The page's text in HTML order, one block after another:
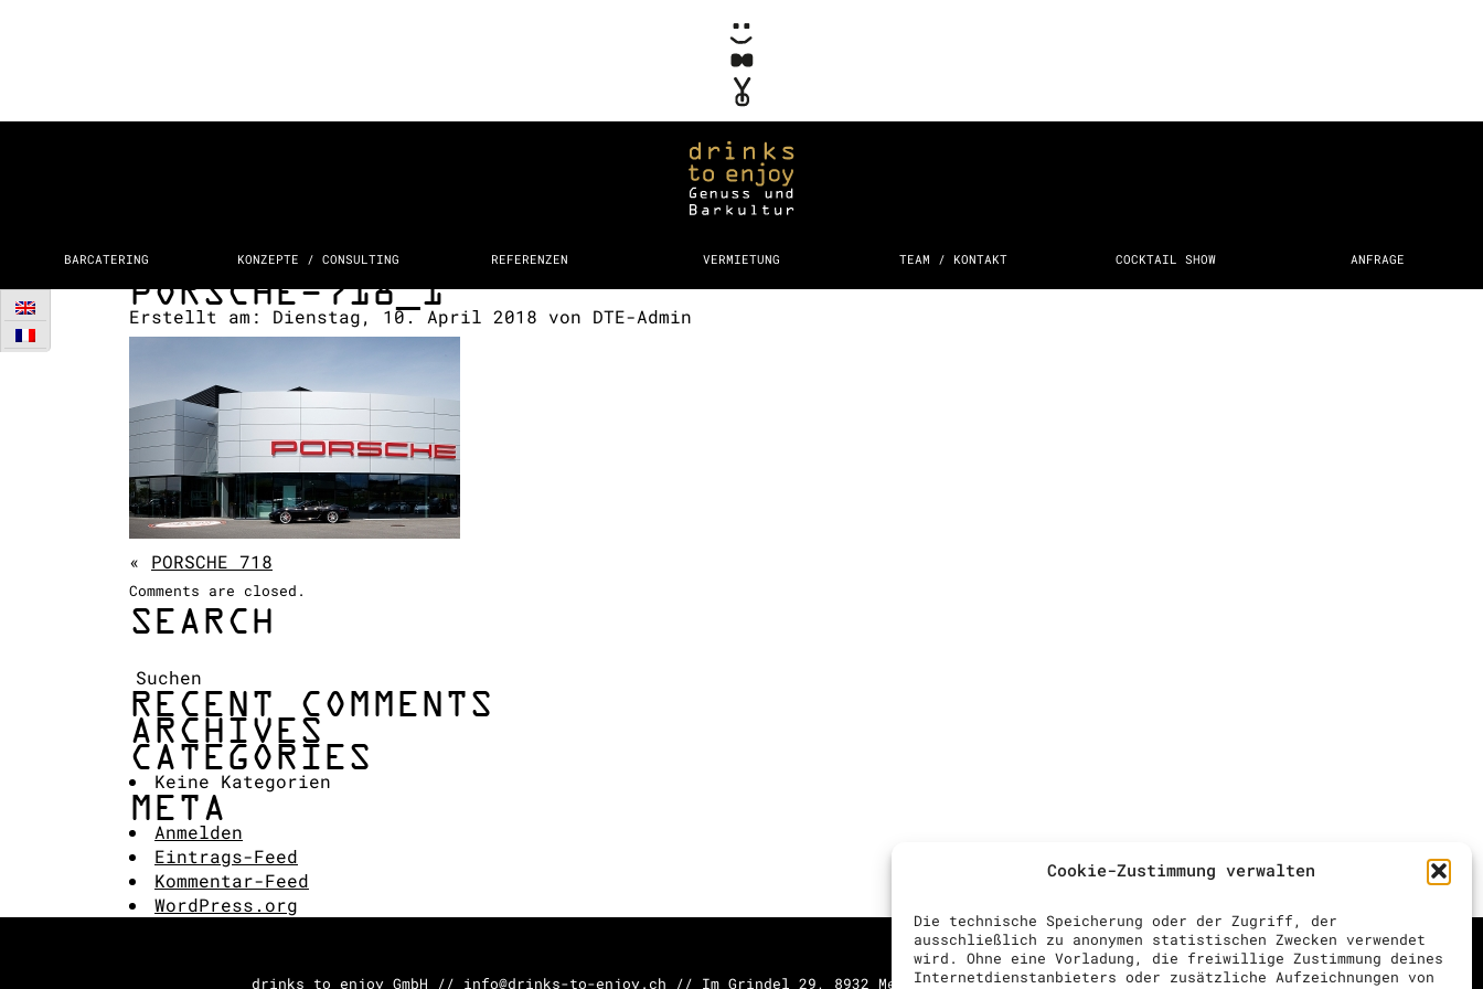
Cookie-Zustimmung verwalten
Die technische Speicherung oder der Zugriff, der
ausschließlich zu anonymen statistischen Zwecken verwendet
wird. Ohne eine Vorladung, die freiwillige Zustimmung deines
Internetdienstanbieters oder zusätzliche Aufzeichnungen von
BARCATERING KONZEPTE / CONSULTING REFERENZEN VERMIETUNG TEAM / KONTAKT COCKTAIL SHOW ANFRAGE
PORSCHE-718_1
Erstellt am: Dienstag, 10. April 2018 von DTE-Admin
« PORSCHE 718
Comments are closed.
SEARCH
RECENT COMMENTS
ARCHIVES
CATEGORIES
Keine Kategorien
META
Anmelden
Eintrags-Feed
Kommentar-Feed
WordPress.org
drinks to enjoy GmbH // info@drinks-to-enjoy.ch // Im Grindel 29, 8932 Mettmenstetten // 00 41 (0) 43 818 74 10